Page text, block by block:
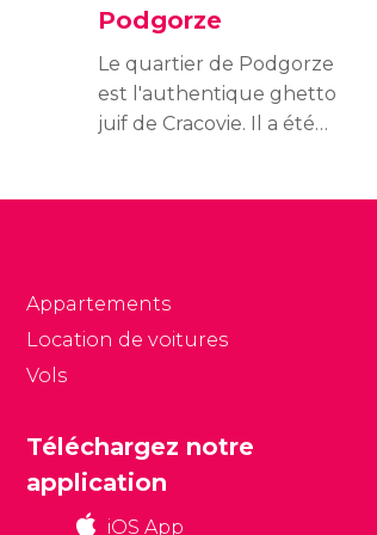
Podgorze
Le quartier de Podgorze
est l'authentique ghetto
juif de Cracovie. Il a été
mondiale.
Appartements
Location de voitures
Vols
Téléchargez notre
application
iOS App